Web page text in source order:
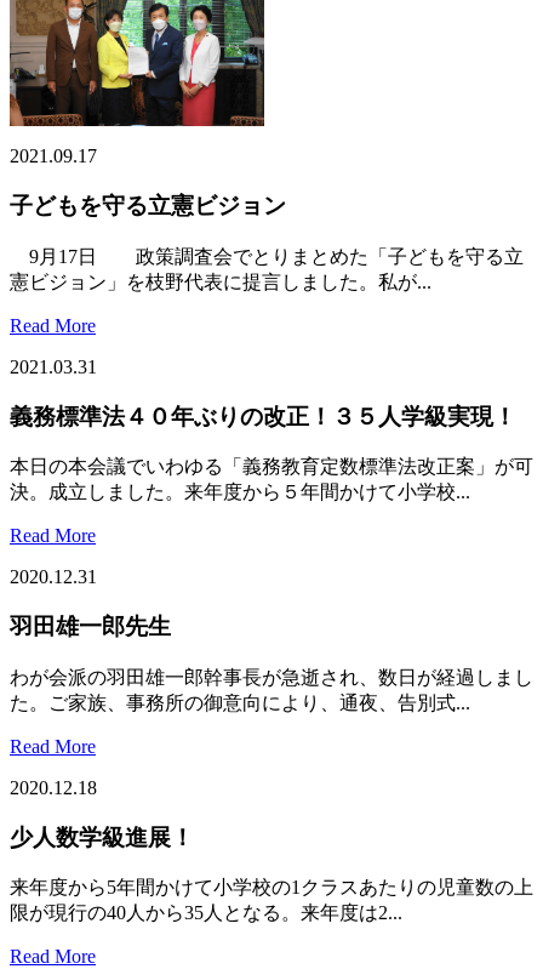
2021.09.17
子どもを守る立憲ビジョン
9月17日 政策調査会でとりまとめた「子どもを守る立
憲ビジョン」を枝野代表に提言しました。私が...
Read More
2021.03.31
義務標準法４０年ぶりの改正！３５人学級実現！
本日の本会議でいわゆる「義務教育定数標準法改正案」が可
決。成立しました。来年度から５年間かけて小学校...
Read More
2020.12.31
羽田雄一郎先生
わが会派の羽田雄一郎幹事長が急逝され、数日が経過しまし
た。ご家族、事務所の御意向により、通夜、告別式...
Read More
2020.12.18
少人数学級進展！
来年度から5年間かけて小学校の1クラスあたりの児童数の上
限が現行の40人から35人となる。来年度は2...
Read More